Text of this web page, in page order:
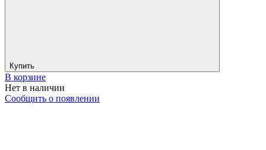
Купить
В корзине
Нет в наличии
Сообщить о появлении